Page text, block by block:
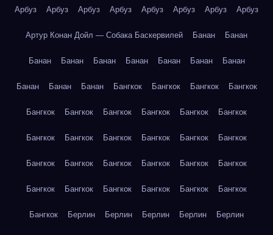
Арбуз Арбуз Арбуз Арбуз Арбуз Арбуз Арбуз Арбуз
Артур Конан Дойл — Собака Баскервилей Банан Банан
Банан Банан Банан Банан Банан Банан Банан
Банан Банан Банан Бангкок Бангкок Бангкок Бангкок
Бангкок Бангкок Бангкок Бангкок Бангкок Бангкок
Бангкок Бангкок Бангкок Бангкок Бангкок Бангкок
Бангкок Бангкок Бангкок Бангкок Бангкок Бангкок
Бангкок Бангкок Бангкок Бангкок Бангкок Бангкок
Бангкок Берлин Берлин Берлин Берлин Берлин